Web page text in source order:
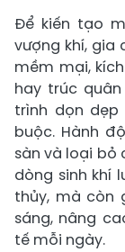
Để kiến tạo
vượng khí, gia
mềm mại,
hay trúc
trình dọn
buộc. Hành
sàn và loại bỏ
dòng sinh khí
thủy, mà còn
sáng, nâng
tế mỗi ngày.